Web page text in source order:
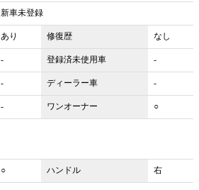
新車未登録
あり 修復歴 なし
- 登録済未使用車 -
- ディーラー車 -
- ワンオーナー ○
○ ハンドル
右